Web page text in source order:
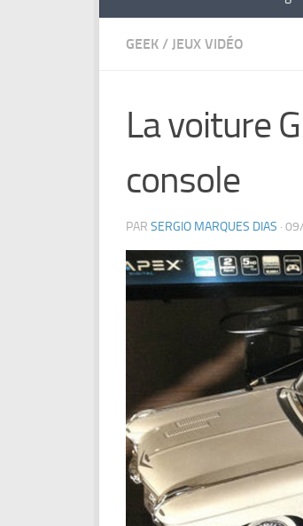
GEEK / JEUX VIDÉO
La voiture
console
PAR SERGIO MARQUES DIAS ·